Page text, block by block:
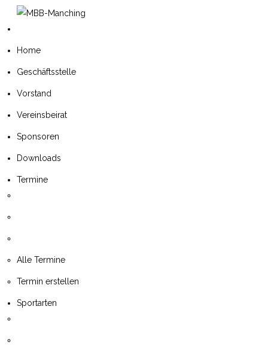
Home
Geschäftsstelle
Vorstand
Vereinsbeirat
Sponsoren
Downloads
Termine
Alle Termine
Termin erstellen
Sportarten